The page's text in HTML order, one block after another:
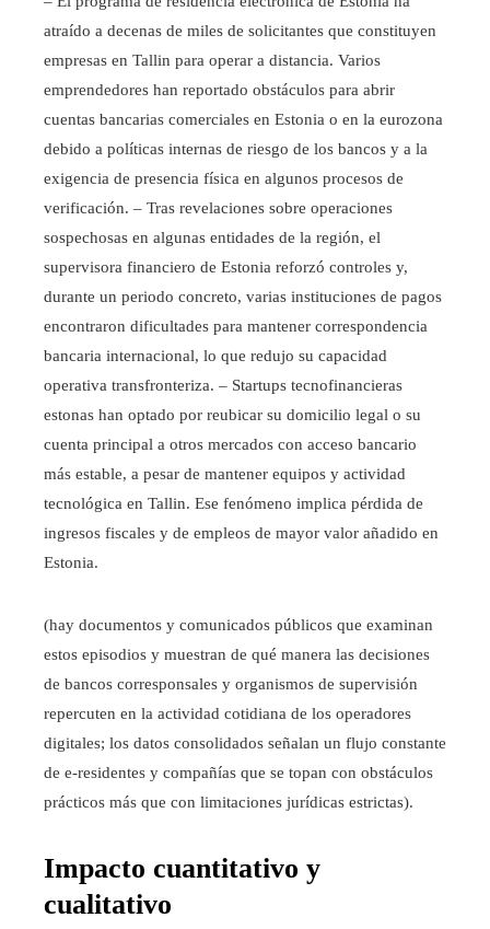
atraído a decenas de miles de solicitantes que constituyen
empresas en Tallin para operar a distancia. Varios
emprendedores han reportado obstáculos para abrir
cuentas bancarias comerciales en Estonia o en la eurozona
debido a políticas internas de riesgo de los bancos y a la
exigencia de presencia física en algunos procesos de
verificación. – Tras revelaciones sobre operaciones
sospechosas en algunas entidades de la región, el
supervisora financiero de Estonia reforzó controles y,
durante un periodo concreto, varias instituciones de pagos
encontraron dificultades para mantener correspondencia
bancaria internacional, lo que redujo su capacidad
operativa transfronteriza. – Startups tecnofinancieras
estonas han optado por reubicar su domicilio legal o su
cuenta principal a otros mercados con acceso bancario
más estable, a pesar de mantener equipos y actividad
tecnológica en Tallin. Ese fenómeno implica pérdida de
ingresos fiscales y de empleos de mayor valor añadido en
Estonia.
(hay documentos y comunicados públicos que examinan
estos episodios y muestran de qué manera las decisiones
de bancos corresponsales y organismos de supervisión
repercuten en la actividad cotidiana de los operadores
digitales; los datos consolidados señalan un flujo constante
de e‑residentes y compañías que se topan con obstáculos
prácticos más que con limitaciones jurídicas estrictas).
Impacto cuantitativo y
cualitativo